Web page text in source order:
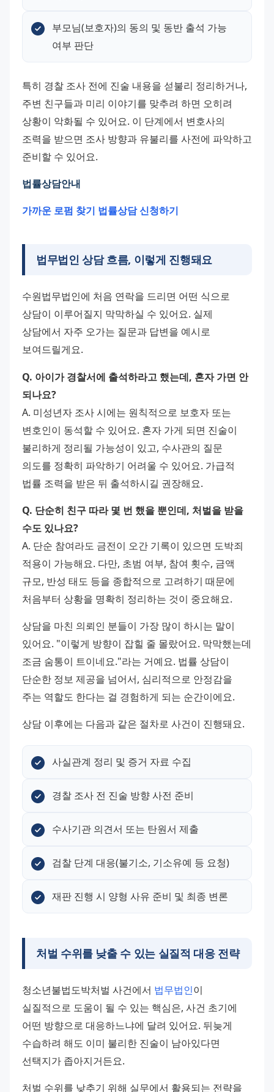
부모님(보호자)의 동의 및 동반 출석 가능
여부 판단
특히 경찰 조사 전에 진술 내용을 섣불리 정리하거나,
주변 친구들과 미리 이야기를 맞추려 하면 오히려
상황이 악화될 수 있어요. 이 단계에서 변호사의
조력을 받으면 조사 방향과 유불리를 사전에 파악하고
준비할 수 있어요.
법률상담안내
가까운 로펌 찾기 법률상담 신청하기
법무법인 상담 흐름, 이렇게 진행돼요
수원법무법인에 처음 연락을 드리면 어떤 식으로
상담이 이루어질지 막막하실 수 있어요. 실제
상담에서 자주 오가는 질문과 답변을 예시로
보여드릴게요.
Q. 아이가 경찰서에 출석하라고 했는데, 혼자 가면 안
되나요?
A. 미성년자 조사 시에는 원칙적으로 보호자 또는
변호인이 동석할 수 있어요. 혼자 가게 되면 진술이
불리하게 정리될 가능성이 있고, 수사관의 질문
의도를 정확히 파악하기 어려울 수 있어요. 가급적
법률 조력을 받은 뒤 출석하시길 권장해요.
Q. 단순히 친구 따라 몇 번 했을 뿐인데, 처벌을 받을
수도 있나요?
A. 단순 참여라도 금전이 오간 기록이 있으면 도박죄
적용이 가능해요. 다만, 초범 여부, 참여 횟수, 금액
규모, 반성 태도 등을 종합적으로 고려하기 때문에
처음부터 상황을 명확히 정리하는 것이 중요해요.
상담을 마친 의뢰인 분들이 가장 많이 하시는 말이
있어요. "이렇게 방향이 잡힐 줄 몰랐어요. 막막했는데
조금 숨통이 트이네요."라는 거예요. 법률 상담이
단순한 정보 제공을 넘어서, 심리적으로 안정감을
주는 역할도 한다는 걸 경험하게 되는 순간이에요.
상담 이후에는 다음과 같은 절차로 사건이 진행돼요.
사실관계 정리 및 증거 자료 수집
경찰 조사 전 진술 방향 사전 준비
수사기관 의견서 또는 탄원서 제출
검찰 단계 대응(불기소, 기소유예 등 요청)
재판 진행 시 양형 사유 준비 및 최종 변론
처벌 수위를 낮출 수 있는 실질적 대응 전략
청소년불법도박처벌 사건에서 법무법인이
실질적으로 도움이 될 수 있는 핵심은, 사건 초기에
어떤 방향으로 대응하느냐에 달려 있어요. 뒤늦게
수습하려 해도 이미 불리한 진술이 남아있다면
선택지가 좁아지거든요.
처벌 수위를 낮추기 위해 실무에서 활용되는 전략을